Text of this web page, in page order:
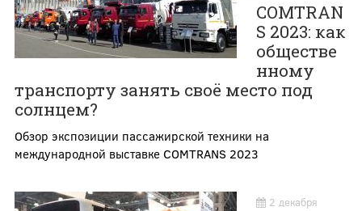
COMTRAN
S 2023: как
обществе
нному
транспорту занять своё место под
солнцем?
Обзор экспозиции пассажирской техники на
международной выставке COMTRANS 2023
2 декабря